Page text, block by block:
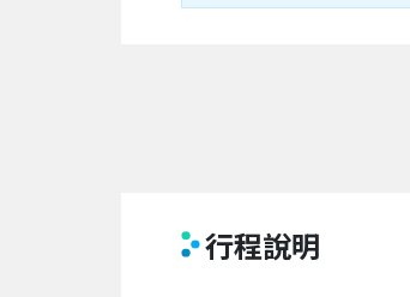
行程說明